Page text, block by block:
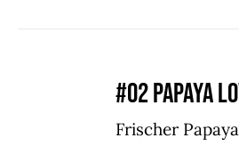
#02 PAPAYA
Frischer